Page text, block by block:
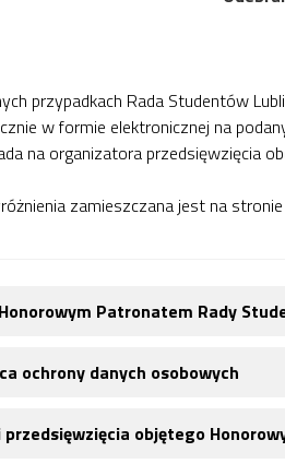
przypadkach Rada Studentów
w formie elektronicznej na
na organizatora przedsięwzięcia
zamieszczana jest na
Patronatem Rady
ochrony danych osobowych
objętego